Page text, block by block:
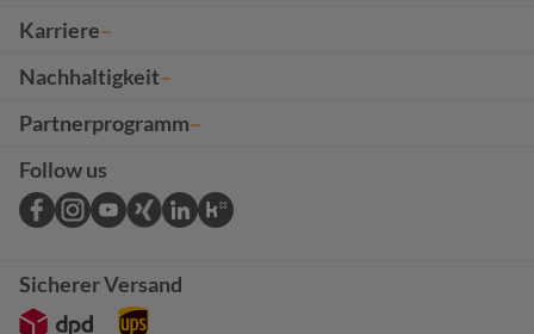
Karriere
Nachhaltigkeit
Partnerprogramm
Follow us
Sicherer Versand